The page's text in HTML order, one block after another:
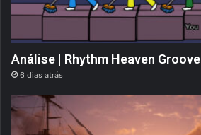
Análise | Rhythm Heaven Groove
6 dias atrás